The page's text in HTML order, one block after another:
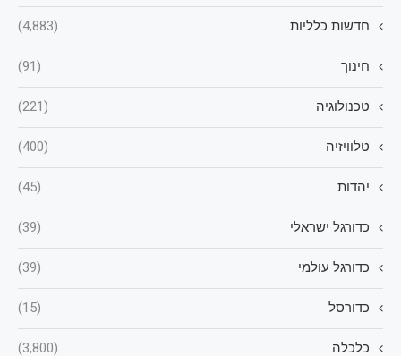
חדשות כלליות (4,883)
חינוך (91)
טכנולוגיה (221)
טלוויזיה (400)
יהדות (45)
כדורגל ישראלי (39)
כדורגל עולמי (39)
כדורסל (15)
כלכלה (3,800)